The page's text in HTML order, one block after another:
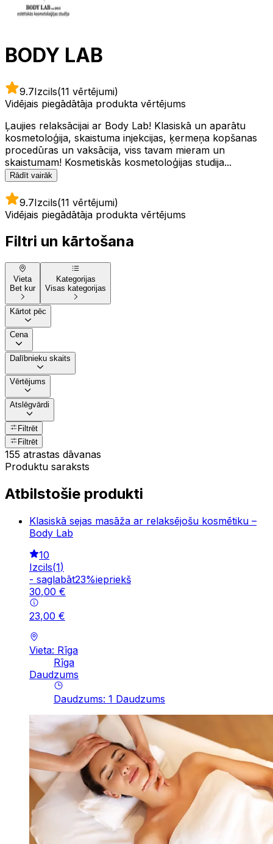
BODY LAB
9.7Izcils(11 vērtējumi)
Vidējais piegādātāja produkta vērtējums
Ļaujies relaksācijai ar Body Lab! Klasiskā un aparātu
kosmetoloģija, skaistuma injekcijas, ķermeņa kopšanas
procedūras un vaksācija, viss tavam mieram un
skaistumam! Kosmetiskās kosmetoloģijas studija...
Rādīt vairāk
9.7Izcils(11 vērtējumi)
Vidējais piegādātāja produkta vērtējums
Filtri un kārtošana
Vieta
Bet kur
Kategorijas
Visas kategorijas
Kārtot pēc
Cena
Dalībnieku skaits
Vērtējums
Atslēgvārdi
Filtrēt
Filtrēt
155 atrastas dāvanas
Produktu saraksts
Atbilstošie produkti
Klasiskā sejas masāža ar relaksējošu kosmētiku –
Body Lab
10
Izcils(1)
- saglabāt23%iepriekš
30,00 €
23,00 €
Vieta: Rīga
Rīga
Daudzums
Daudzums: 1 Daudzums